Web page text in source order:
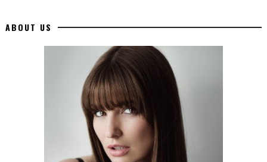
ABOUT US